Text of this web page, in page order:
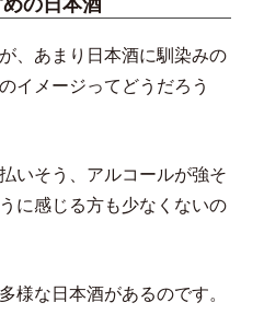
の日本酒
、あまり日本酒に馴染みの
イメージってどうだろう
いそう、アルコールが強そ
に感じる方も少なくないの
様な日本酒があるのです。